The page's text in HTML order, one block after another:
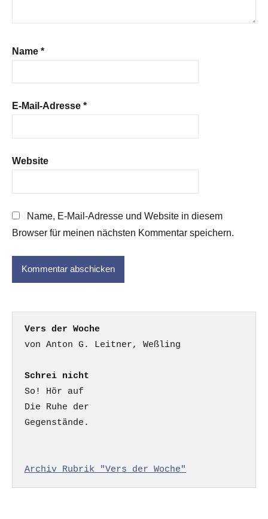
Name *
E-Mail-Adresse *
Website
Name, E-Mail-Adresse und Website in diesem
Browser für meinen nächsten Kommentar speichern.
Vers der Woche
Schrei nicht
So! Hör auf
Die Ruhe der
Gegenstände.
Archiv Rubrik "Vers der Woche"